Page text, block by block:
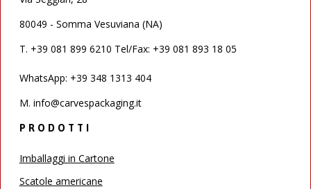
80049 - Somma Vesuviana (NA)
T. +39 081 899 6210 Tel/Fax: +39 081 893 18 05
WhatsApp: +39 348 1313 404
M. info@carvespackaging.it
PRODOTTI
Imballaggi in Cartone
Scatole americane